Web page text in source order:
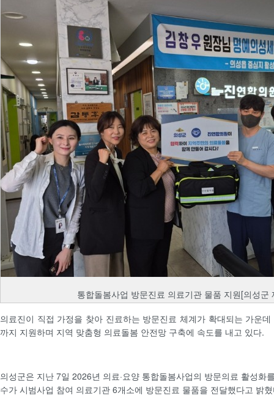
통합돌봄사업 방문진료 의료기관 물품 지원[의성군
의료진이 직접 가정을 찾아 진료하는 방문진료 체계가 확대되는 가운
까지 지원하며 지역 맞춤형 의료돌봄 안전망 구축에 속도를 내고 있다.
의성군은 지난 7일 2026년 의료·요양 통합돌봄사업의 방문의료 활성화
수가 시범사업 참여 의료기관 6개소에 방문진료 물품을 전달했다고 밝